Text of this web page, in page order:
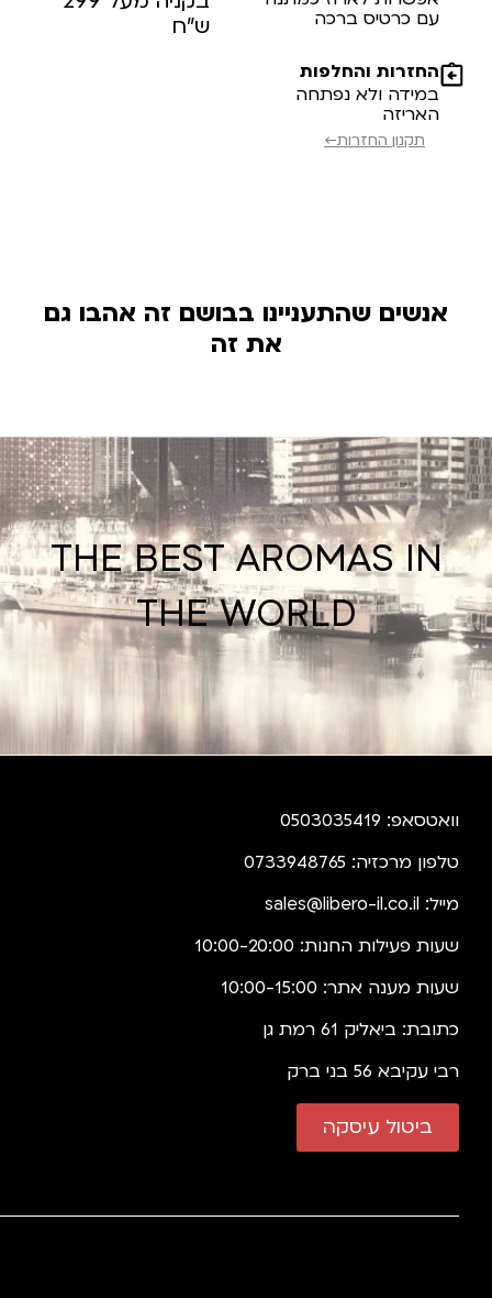
עם כרטיס ברכה
ש”ח
החזרות והחלפות
במידה ולא נפתחה
האריזה
תקנון החזרות←
אנשים שהתעניינו בבושם זה אהבו גם
את זה
THE BEST AROMAS IN
THE WORLD
וואטסאפ: 0503035419
טלפון מרכזיה: 0733948765
מייל: sales@libero-il.co.il
שעות פעילות החנות: 10:00-20:00
שעות מענה אתר: 10:00-15:00
כתובת: ביאליק 61 רמת גן
רבי עקיבא 56 בני ברק
ביטול עיסקה